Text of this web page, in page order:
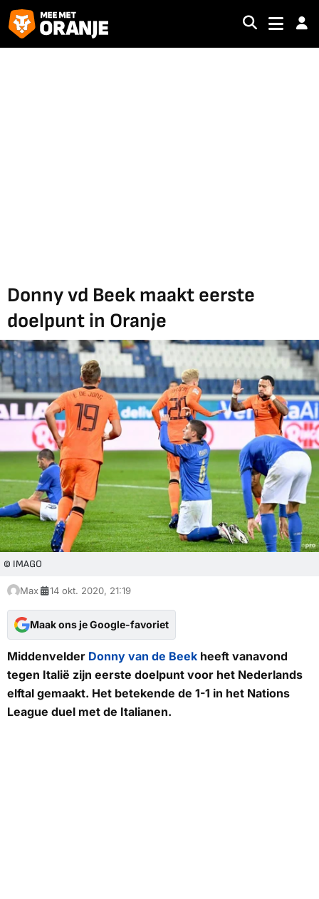
Donny vd Beek maakt eerste
doelpunt in Oranje
© IMAGO
Max 14 okt. 2020, 21:19
Maak ons je Google-favoriet
Middenvelder Donny van de Beek heeft vanavond
tegen Italië zijn eerste doelpunt voor het Nederlands
elftal gemaakt. Het betekende de 1-1 in het Nations
League duel met de Italianen.